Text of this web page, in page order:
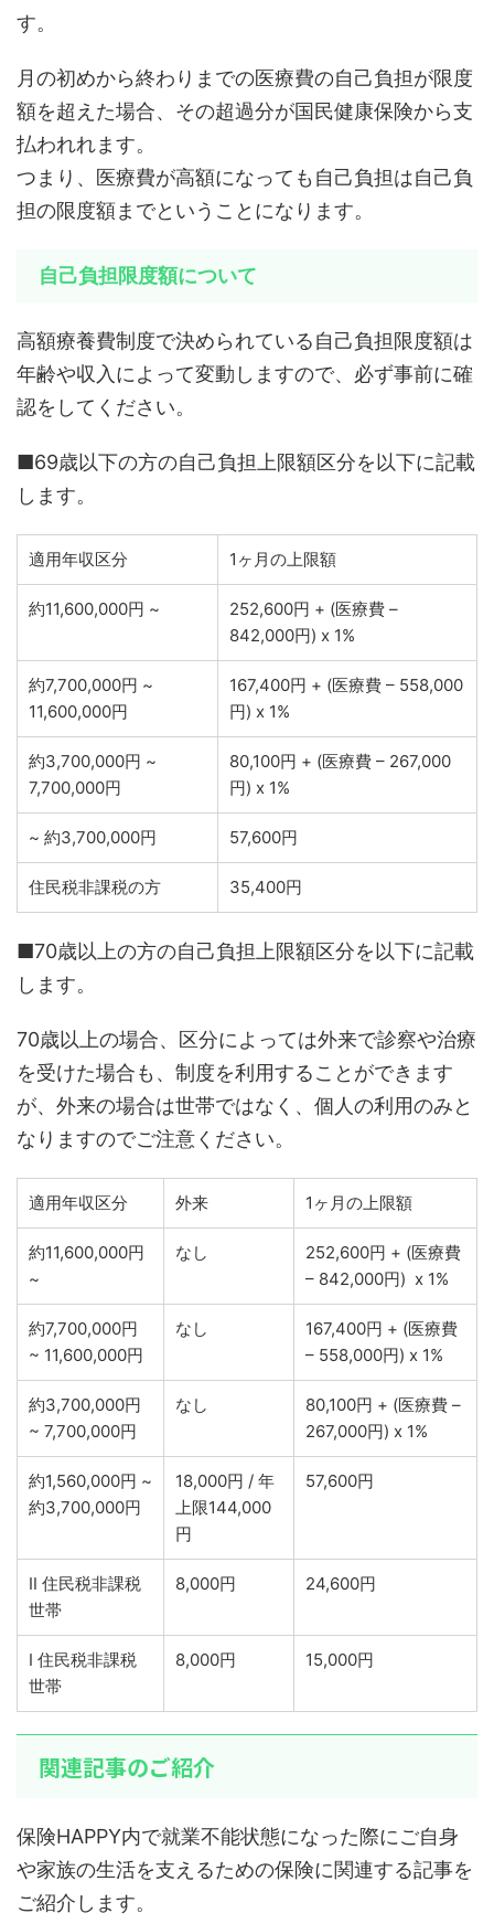
す。
月の初めから終わりまでの医療費の自己負担が限度
額を超えた場合、その超過分が国民健康保険から支
払われれます。
つまり、医療費が高額になっても自己負担は自己負
担の限度額までということになります。
自己負担限度額について
高額療養費制度で決められている自己負担限度額は
年齢や収入によって変動しますので、必ず事前に確
認をしてください。
■69歳以下の方の自己負担上限額区分を以下に記載
します。
適用年収区分 1ヶ月の上限額
約11,600,000円 ~
252,600円 + (医療費 –
842,000円) x 1%
約7,700,000円 ~
11,600,000円
167,400円 + (医療費 – 558,000
円) x 1%
約3,700,000円 ~
7,700,000円
80,100円 + (医療費 – 267,000
円) x 1%
~ 約3,700,000円 57,600円
住民税非課税の方 35,400円
■70歳以上の方の自己負担上限額区分を以下に記載
します。
70歳以上の場合、区分によっては外来で診察や治療
を受けた場合も、制度を利用することができます
が、外来の場合は世帯ではなく、個人の利用のみと
なりますのでご注意ください。
適用年収区分 外来 1ヶ月の上限額
約11,600,000円
~
なし
252,600円 + (医療費
– 842,000円) x 1%
約7,700,000円
~ 11,600,000円
なし
167,400円 + (医療費
– 558,000円) x 1%
約3,700,000円
~ 7,700,000円
なし
80,100円 + (医療費 –
267,000円) x 1%
約1,560,000円 ~
約3,700,000円
18,000円 / 年
上限144,000
円
57,600円
Ⅱ 住民税非課税
世帯
8,000円 24,600円
Ⅰ 住民税非課税
世帯
8,000円 15,000円
関連記事のご紹介
保険HAPPY内で就業不能状態になった際にご自身
や家族の生活を支えるための保険に関連する記事を
ご紹介します。